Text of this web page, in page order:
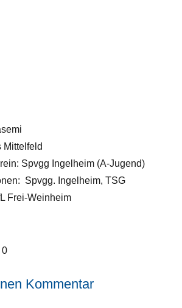
Mittelfeld
Spvgg Ingelheim (A-Jugend)
Spvgg. Ingelheim, TSG
Frei-Weinheim
0
Kommentar